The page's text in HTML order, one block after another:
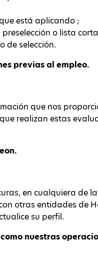
está aplicando ;
o lista
de selección.
previas al empleo.
que nos
realizan estas
en cualquiera de
otras entidades de
su perfil.
nuestras